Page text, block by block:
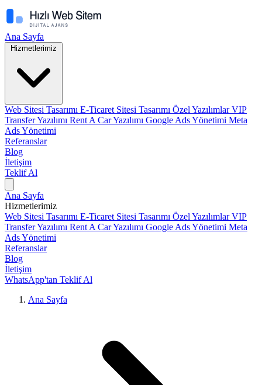
Ana Sayfa
Hizmetlerimiz
Web Sitesi Tasarımı E-Ticaret Sitesi Tasarımı Özel YazılımlarVIP
Transfer Yazılımı Rent A Car Yazılımı Google Ads Yönetimi Meta
Ads Yönetimi
Referanslar
Blog
İletişim
Teklif Al
Ana Sayfa
Hizmetlerimiz
Web Sitesi Tasarımı E-Ticaret Sitesi Tasarımı Özel YazılımlarVIP
Transfer Yazılımı Rent A Car Yazılımı Google Ads Yönetimi Meta
Ads Yönetimi
Referanslar
Blog
İletişim
WhatsApp'tan Teklif Al
Ana Sayfa